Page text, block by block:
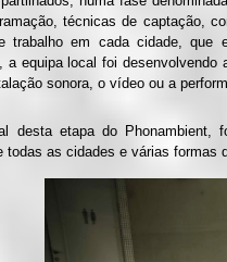
técnicas de captação,
trabalho em cada cidade, que
a equipa local foi
sonora, o vídeo ou a
desta etapa do Phonambient,
todas as cidades e várias